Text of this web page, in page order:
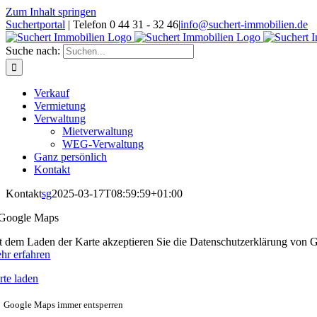
Zum Inhalt springen
Suchertportal | Telefon 0 44 31 - 32 46|info@suchert-immobilien.de
Suche nach:
Verkauf
Vermietung
Verwaltung
Mietverwaltung
WEG-Verwaltung
Ganz persönlich
Kontakt
Kontaktsg2025-03-17T08:59:59+01:00
dem Laden der Karte akzeptieren Sie die Datenschutzerklärung von
erfahren
laden
Google Maps immer entsperren